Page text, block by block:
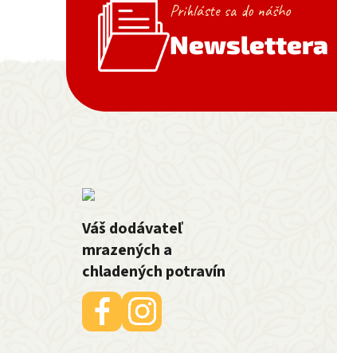
Prihláste sa do nášho
Newslettera
Zápätie
Váš dodávateľ
mrazených a
chladených potravín